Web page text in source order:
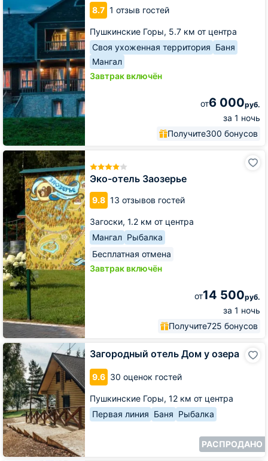
8.7 1 отзыв гостей
Пушкинские Горы, 5.7 км от центра
Своя ухоженная территория Баня
Мангал
Завтрак включён
от6 000руб.
за 1 ночь
Получите300 бонусов
Эко-отель Заозерье
9.8 13 отзывов гостей
Загоски, 1.2 км от центра
Мангал Рыбалка
Бесплатная отмена
Завтрак включён
от14 500руб.
за 1 ночь
Получите725 бонусов
Эко-
отель
Заозерье
Загородный отель Дом у озера
9.6 30 оценок гостей
Пушкинские Горы, 12 км от центра
Первая линия Баня Рыбалка
РАСПРОДАНО
Загородный
отель
Дом
у
озера